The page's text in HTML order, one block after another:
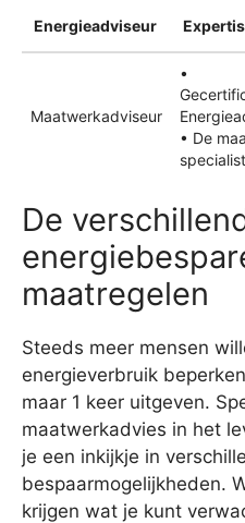
Energieadviseur
Maatwerkadviseur
•
• De
De
maatregelen
Steeds meer mensen
energieverbruik
maar 1 keer uitgeven.
maatwerkadvies in het
je een inkijkje in
bespaarmogelijkheden.
krijgen wat je kunt